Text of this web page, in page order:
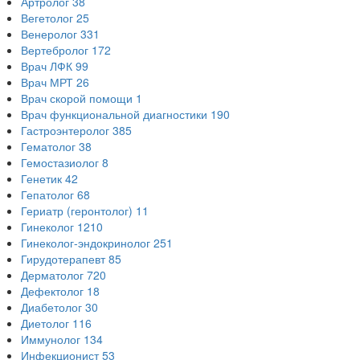
Вегетолог 25
Венеролог 331
Вертебролог 172
Врач ЛФК 99
Врач МРТ 26
Врач скорой помощи 1
Врач функциональной диагностики 190
Гастроэнтеролог 385
Гематолог 38
Гемостазиолог 8
Генетик 42
Гепатолог 68
Гериатр (геронтолог) 11
Гинеколог 1210
Гинеколог-эндокринолог 251
Гирудотерапевт 85
Дерматолог 720
Дефектолог 18
Диабетолог 30
Диетолог 116
Иммунолог 134
Инфекционист 53